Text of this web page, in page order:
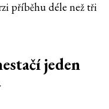
příběhu déle než tři
jeden